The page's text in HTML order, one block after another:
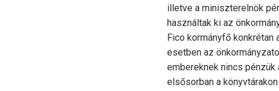
illetve a miniszterelnök
használtak ki az
Fico kormányfő
esetben az
embereknek nincs
elsősorban a